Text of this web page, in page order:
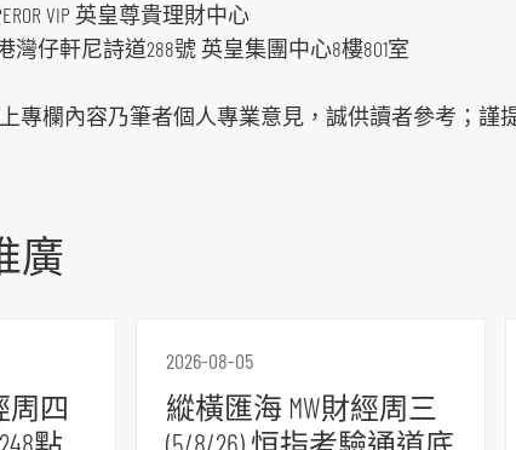
VIP 英皇尊貴理財中心
灣仔軒尼詩道288號 英皇集團中心8樓801室
專欄內容乃筆者個人專業意見，誠供讀者參考；謹
廣
周四
2026-08-05
縱橫匯海 MW財經周三